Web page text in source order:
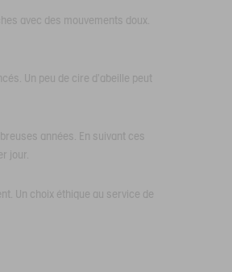
avec des mouvements doux.
Un peu de cire d'abeille peut
années. En suivant ces
jour.
Un choix éthique au service de